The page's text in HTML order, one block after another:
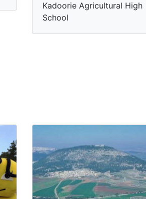
Kadoorie Agricultural High
School